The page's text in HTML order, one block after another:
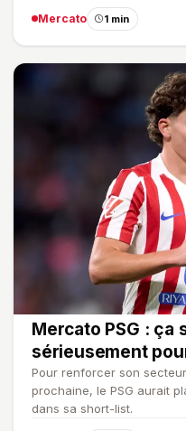
Mercato 1 min
Mercato PSG : ça
sérieusement
Pour renforcer son
prochaine, le PSG aurait
dans sa short-list.